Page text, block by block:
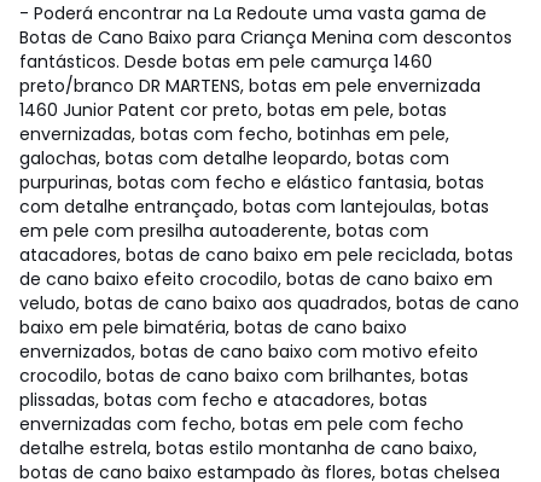
- Poderá encontrar na La Redoute uma vasta gama de
Botas de Cano Baixo para Criança Menina com descontos
fantásticos. Desde botas em pele camurça 1460
preto/branco DR MARTENS, botas em pele envernizada
1460 Junior Patent cor preto, botas em pele, botas
envernizadas, botas com fecho, botinhas em pele,
galochas, botas com detalhe leopardo, botas com
purpurinas, botas com fecho e elástico fantasia, botas
com detalhe entrançado, botas com lantejoulas, botas
em pele com presilha autoaderente, botas com
atacadores, botas de cano baixo em pele reciclada, botas
de cano baixo efeito crocodilo, botas de cano baixo em
veludo, botas de cano baixo aos quadrados, botas de cano
baixo em pele bimatéria, botas de cano baixo
envernizados, botas de cano baixo com motivo efeito
crocodilo, botas de cano baixo com brilhantes, botas
plissadas, botas com fecho e atacadores, botas
envernizadas com fecho, botas em pele com fecho
detalhe estrela, botas estilo montanha de cano baixo,
botas de cano baixo estampado às flores, botas chelsea